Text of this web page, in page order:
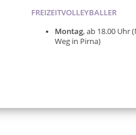
FREIZEITVOLLEYBALLER
Montag, ab 18.00 Uhr
Weg in Pirna)